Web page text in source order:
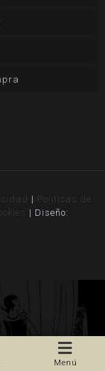
| Politicas de
| Diseño:
Menú